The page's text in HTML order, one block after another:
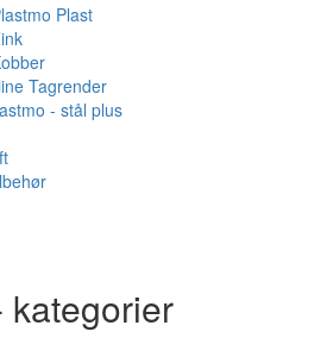
Plast
Tagrender
- stål plus